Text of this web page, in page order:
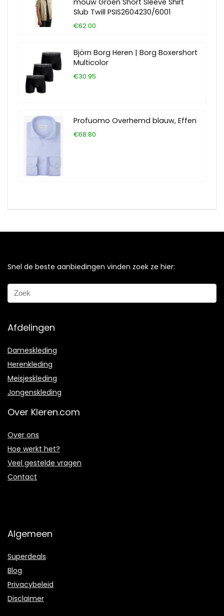
Slub Twill PSIS2604230/6001
€62.00
Björn Borg Heren | Borg Boxershort
Multicolor
€30.95
Profuomo Overhemd blauw, Effen
€68.80
Snel de beste aanbiedingen vinden zoek ze hier:
Afdelingen
Dameskleding
Herenkleding
Meisjeskleding
Jongenskleding
Over Kleren.com
Over ons
Hoe werkt het?
Veel gestelde vragen
Contact
Algemeen
Superdeals
Blog
Privacybeleid
Disclaimer